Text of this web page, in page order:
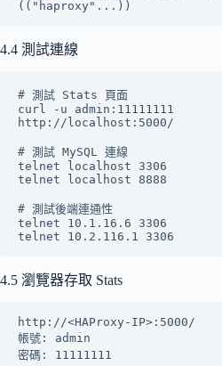
4.4 測試連線
# 測試 Stats 頁面
curl -u admin:11111111
http://localhost:5000/
# 測試 MySQL 連線
telnet localhost 3306
telnet localhost 8888
# 測試後端連通性
telnet 10.1.16.6 3306
4.5 瀏覽器存取 Stats
http://<HAProxy-IP>:5000/
帳號: admin